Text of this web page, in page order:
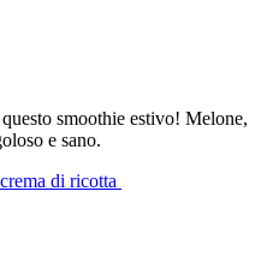
smoothie estivo! Melone,
e sano.
di ricotta